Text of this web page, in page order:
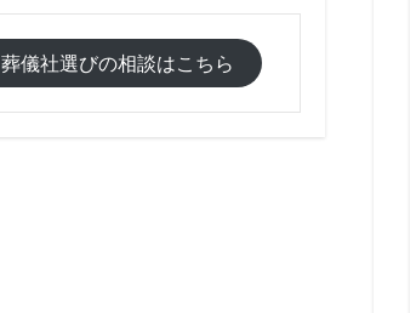
葬儀社選びの相談はこちら